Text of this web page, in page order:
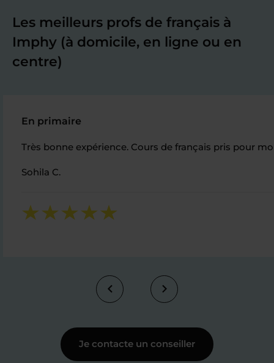
Les meilleurs profs de français à
Imphy (à domicile, en ligne ou en
centre)
En primaire
Très bonne expérience. Cours de français pris pour
Sohila C.
Je contacte un conseiller